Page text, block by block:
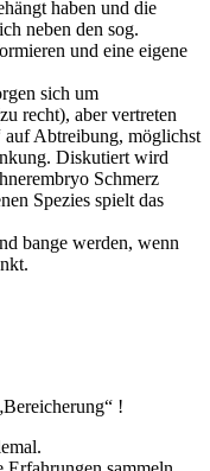
haben und die
neben den sog.
und eine eigene
sich um
recht), aber vertreten
auf Abtreibung, möglichst
Diskutiert wird
Schmerz
Spezies spielt das
bange werden, wenn
!